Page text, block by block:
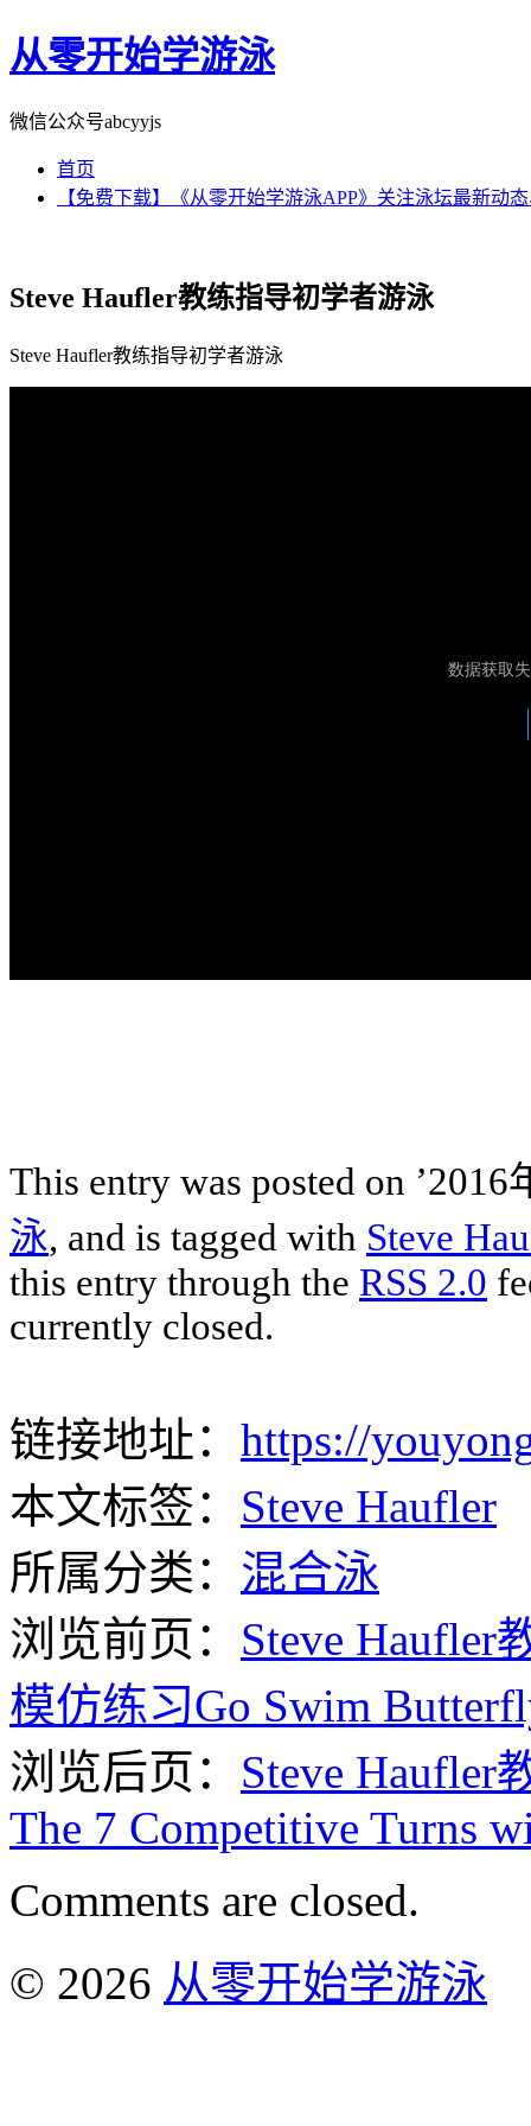
从零开始学游泳
微信公众号abcyyjs
首页
【免费下载】《从零开始学游泳APP》关注泳坛最新动
Steve Haufler教练指导初学者游泳
Steve Haufler教练指导初学者游泳
This entry was posted on
泳, and is tagged with Steve
this entry through the RSS 2.0
currently closed.
链接地址： https://
本文标签： Steve Haufler
所属分类： 混合泳
浏览前页： Steve Haufler
模仿练习Go Swim
浏览后页： Steve Haufler
The 7 Competitive Turns
Comments are closed.
© 2026 从零开始学游泳